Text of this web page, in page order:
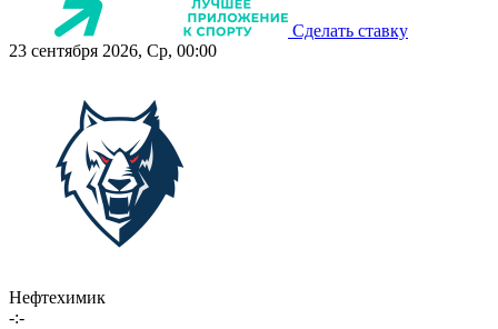
Сделать ставку
23 сентября 2026, Ср, 00:00
Нефтехимик
-:-